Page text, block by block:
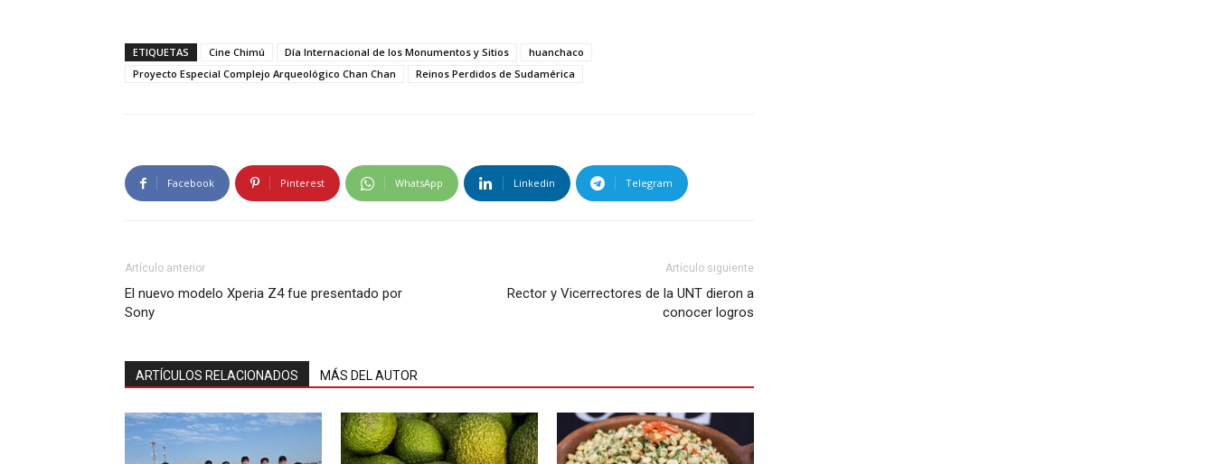
ETIQUETAS Cine Chimú Día Internacional de los Monumentos y Sitios
huanchaco
Proyecto Especial Complejo Arqueológico Chan Chan
Reinos Perdidos de Sudamérica
Facebook Pinterest WhatsApp Linkedin Telegram
Artículo anterior
El nuevo modelo Xperia Z4 fue presentado por
Sony
Artículo siguiente
Rector y Vicerrectores de la UNT dieron a
conocer logros
ARTÍCULOS RELACIONADOS MÁS DEL AUTOR